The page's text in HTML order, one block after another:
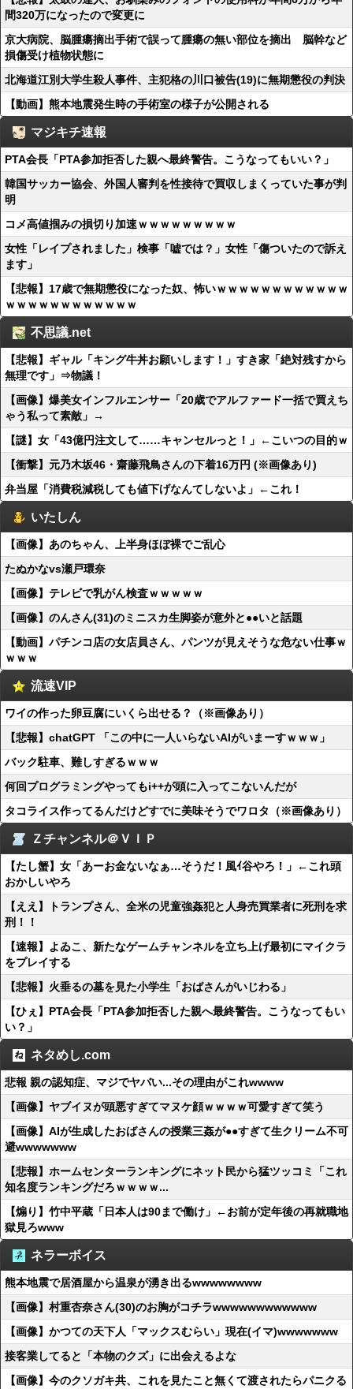
間320万になったので変更に
京大病院、脳腫瘍摘出手術で誤って腫瘍の無い部位を摘出 脳幹など
損傷受け植物状態に
北海道江別大学生殺人事件、主犯格の川口被告(19)に無期懲役の判決
【動画】熊本地震発生時の手術室の様子が公開される
マジキチ速報
PTA会長「PTA参加拒否した親へ最終警告。こうなってもいい？」
韓国サッカー協会、外国人審判を性接待で買収しまくっていた事が判
明
コメ高値掴みの損切り加速ｗｗｗｗｗｗｗｗｗ
女性「レイプされました」検事「嘘では？」女性「傷ついたので訴え
ます」
【悲報】17歳で無期懲役になった奴、怖いｗｗｗｗｗｗｗｗｗｗｗｗ
ｗｗｗｗｗｗｗｗｗｗｗｗ
不思議.net
【悲報】ギャル「キング牛丼お願いします！」すき家「絶対残すから
無理です」⇒物議！
【画像】爆美女インフルエンサー「20歳でアルファード一括で買えち
ゃう私って素敵」→
【謎】女「43億円注文して……キャンセルっと！」←こいつの目的ｗ
【衝撃】元乃木坂46・齋藤飛鳥さんの下着16万円 (※画像あり)
弁当屋「消費税減税しても値下げなんてしないよ」←これ！
いたしん
【画像】あのちゃん、上半身ほぼ裸でご乱心
たぬかなvs瀬戸環奈
【画像】テレビで乳がん検査ｗｗｗｗｗ
【画像】のんさん(31)のミニスカ生脚姿が意外と●●いと話題
【動画】パチンコ店の女店員さん、パンツが見えそうな危ない仕事ｗ
ｗｗｗ
流速VIP
ワイの作った卵豆腐にいくら出せる？（※画像あり）
【悲報】chatGPT 「この中に一人いらないAIがいまーすｗｗｗ」
バック駐車、難しすぎるｗｗｗ
何回プログラミングやってもi++が頭に入ってこないんだが
タコライス作ってるんだけどすでに美味そうでワロタ（※画像あり）
Ｚチャンネル＠ＶＩＰ
【たし蟹】女「あーお金ないなぁ…そうだ！風ｲ谷やろ！」←これ頭
おかしいやろ
【ええ】トランプさん、全米の児童強姦犯と人身売買業者に死刑を求
刑！！
【速報】よゐこ、新たなゲームチャンネルを立ち上げ最初にマイクラ
をプレイする
【悲報】火垂るの墓を見た小学生「おばさんがいじわる」
【ひぇ】PTA会長「PTA参加拒否した親へ最終警告。こうなってもい
い？」
ネタめし.com
悲報 親の認知症、マジでヤバい...その理由がこれwwww
【画像】ヤブイヌが頭悪すぎてマヌケ顔ｗｗｗｗ可愛すぎて笑う
【画像】AIが生成したおばさんの授業三姦が●●すぎて生クリーム不可
避wwwwwww
【悲報】ホームセンターランキングにネット民から猛ツッコミ「これ
知名度ランキングだろｗｗｗｗ...
【煽り】竹中平蔵「日本人は90まで働け」←お前が定年後の再就職地
獄見ろwww
ネラーボイス
熊本地震で居酒屋から温泉が湧き出るwwwwwwww
【画像】村重杏奈さん(30)のお胸がコチラwwwwwwwwwwww
【画像】かつての天下人「マックスむらい」現在(イマ)wwwwwww
接客業してると「本物のクズ」に出会えるよな
【画像】今のクソガキ共、これを見たこと無くて渡されたらパニクる